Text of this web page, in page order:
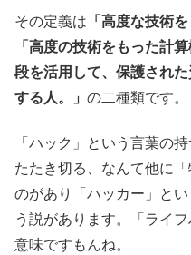
その定義は 「高度な技術
「高度の技術をもった計
段を活用して、保護され
する人。」 の二種類です。
「ハック」という言葉の
たたき切る、なんて他に
のがあり「ハッカー」と
う説があります。「ライ
意味ですもんね。